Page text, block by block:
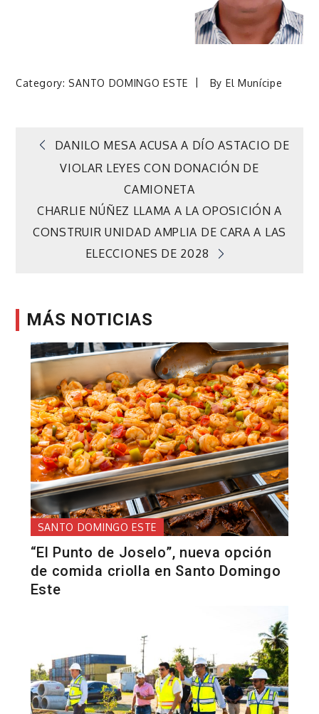
Category: SANTO DOMINGO ESTE By El Munícipe
Navegación
entradas
DANILO MESA ACUSA A DÍO ASTACIO DE
VIOLAR LEYES CON DONACIÓN DE
CAMIONETA
CHARLIE NÚÑEZ LLAMA A LA OPOSICIÓN A
CONSTRUIR UNIDAD AMPLIA DE CARA A LAS
ELECCIONES DE 2028
MÁS NOTICIAS
SANTO DOMINGO ESTE
“El Punto de Joselo”, nueva opción
de comida criolla en Santo Domingo
Este